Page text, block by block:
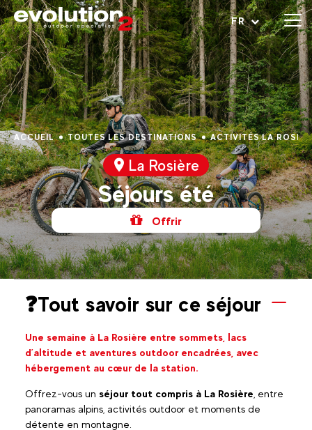
FR
Ouvrir le menu
ACCUEIL TOUTES LES DESTINATIONS ACTIVITÉS LA
La Rosière
Séjours été
Offrir
❓Tout savoir sur ce séjour
Une semaine à La Rosière entre sommets, lacs
d’altitude et aventures outdoor encadrées, avec
hébergement au cœur de la station.
Offrez-vous un séjour tout compris à La Rosière , entre
panoramas alpins, activités outdoor et moments de
détente en montagne.